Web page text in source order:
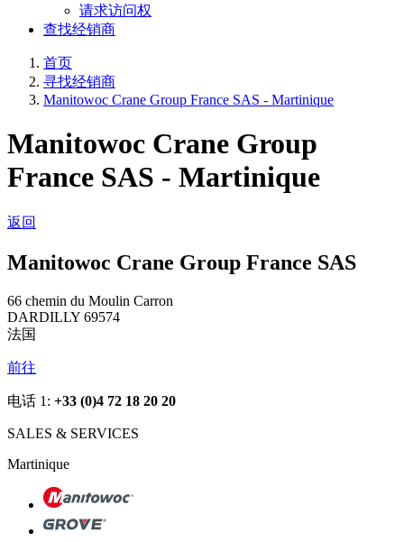
请求访问权
查找经销商
首页
寻找经销商
Manitowoc Crane Group France SAS - Martinique
Manitowoc Crane Group
France SAS - Martinique
返回
Manitowoc Crane Group France SAS
66 chemin du Moulin Carron
DARDILLY 69574
法国
前往
电话 1: +33 (0)4 72 18 20 20
SALES & SERVICES
Martinique